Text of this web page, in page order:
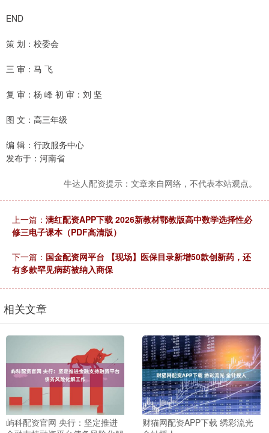
END
策 划：校委会
三 审：马 飞
复 审：杨 峰 初 审：刘 坚
图 文：高三年级
编 辑：行政服务中心
发布于：河南省
牛达人配资提示：文章来自网络，不代表本站观点。
上一篇： 满红配资APP下载 2026新教材鄂教版高中数学选择性必
修三电子课本（PDF高清版）
下一篇： 国金配资网平台 【现场】医保目录新增50款创新药，还
有多款罕见病药被纳入商保
相关文章
屿科配资官网 央行：坚定推进
财猫网配资APP下载 绣彩流光